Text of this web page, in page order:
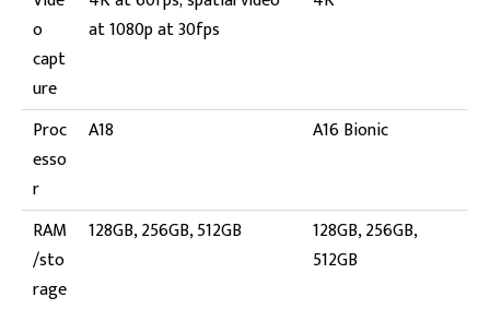
o
capt
ure
at 1080p at 30fps
Proc
esso
r
A18 A16 Bionic
RAM
/sto
rage
128GB, 256GB, 512GB
128GB, 256GB,
512GB